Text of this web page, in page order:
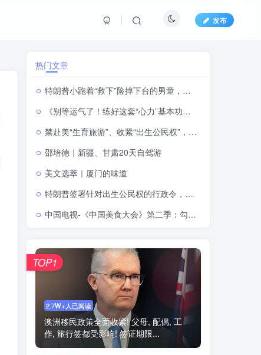
发布
热门文章
特朗普小跑着“救下”险摔下台的男童，顺便“补刀”拜登：“我可不想他像拜登一样摔下来”
《别等运气了！练好这套“心力”基本功，普通人也能打场翻身仗》
禁赴美“生育旅游”、收紧“出生公民权”，特朗普再签行政令
邵培德｜新疆、甘肃20天自驾游
美文选萃｜厦门的味道
特朗普签署针对出生公民权的行政令，将严厉打击“生育旅游”
中国电视-《中国美食大会》第二季：勾勒中华美食的形与韵
2.7W+人已阅读
澳洲移民政策全面收紧! 父母, 配偶, 工
作, 旅行签都受影响! 签证期限...
TOP1